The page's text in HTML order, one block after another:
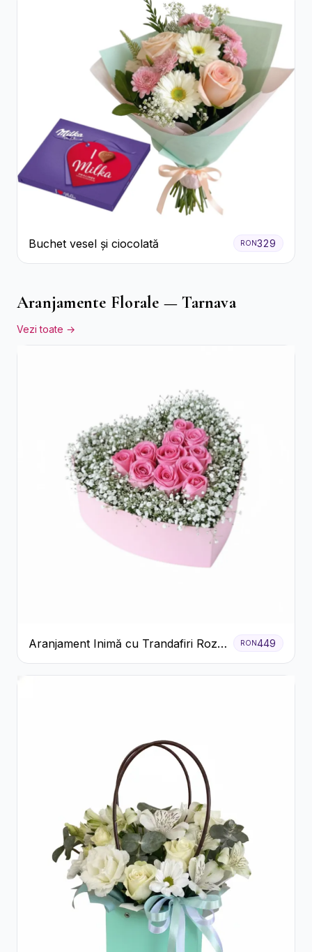
Buchet vesel și ciocolată RON329
Aranjamente Florale — Tarnava
Vezi toate →
Aranjament Inimă cu Trandafiri Roz
și Gypsophila Albă
RON449